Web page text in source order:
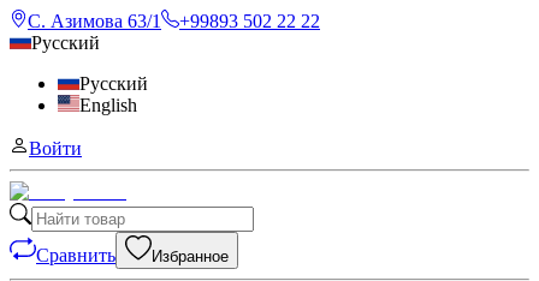
С. Азимова 63/1
+99893 502 22 22
Русский
Русский
English
Войти
Сравнить Избранное